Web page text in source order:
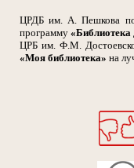
ЦРДБ им. А. Пешкова
программу «Библиотека
ЦРБ им. Ф.М.
«Моя библиотека» на